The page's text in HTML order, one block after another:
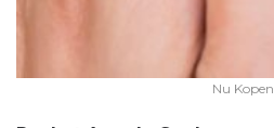
Nu Kopen